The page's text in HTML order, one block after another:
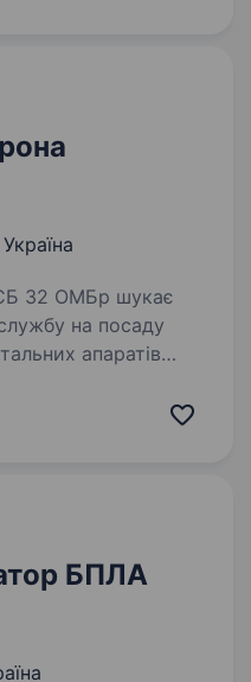
на посаду
апаратів
створюючи
БПЛА